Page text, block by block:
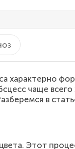
характерно
чаще
в
Этот